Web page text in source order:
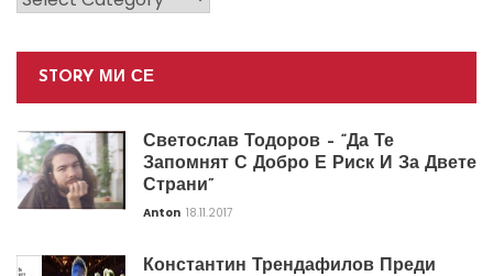
STORY МИ СЕ
Светослав Тодоров – “Да Те
Запомнят С Добро Е Риск И За Двете
Страни”
Anton 18.11.2017
Константин Трендафилов Преди